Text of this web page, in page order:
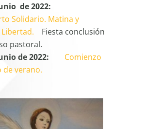
de 2022:
Solidario. Matina y
Fiesta conclusión
pastoral.
de 2022:
Comienzo
de verano.